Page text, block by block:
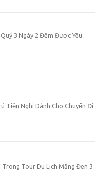
3 Ngày 2 Đêm Được Yêu
Tiện Nghi Dành Cho Chuyến Đi
Trong Tour Du Lịch Măng Đen 3